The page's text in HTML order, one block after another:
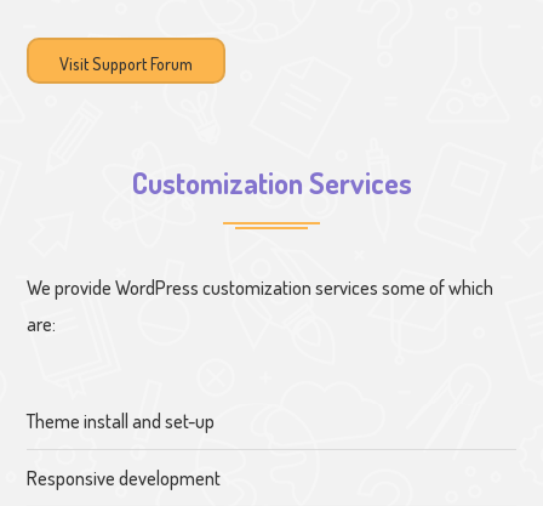
Visit Support Forum
Customization Services
We provide WordPress customization services some of which
are:
Theme install and set-up
Responsive development